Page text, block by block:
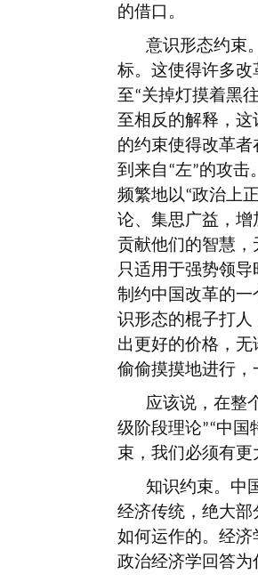
的借口。
意识形态约束
标。这使得许多改
至“关掉灯摸着黑
至相反的解释，
的约束使得改革
到来自 “左”的攻击
频繁地以“政治上
论、集思广益，增
贡献他们的智慧
只适用于强势领
制约中国改革的
识形态的棍子打
出更好的价格，
偷偷摸摸地进行，
应该说，在整
级阶段理论”“中国
束，我们必须有更
知识约束。中
经济传统，绝大
如何运作的。经
政治经济学回答为